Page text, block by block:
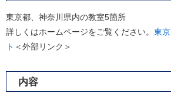
東京都、神奈川県内の教室5箇所
詳しくはホームページをご覧ください。 東
ト ＜外部リンク＞
内容